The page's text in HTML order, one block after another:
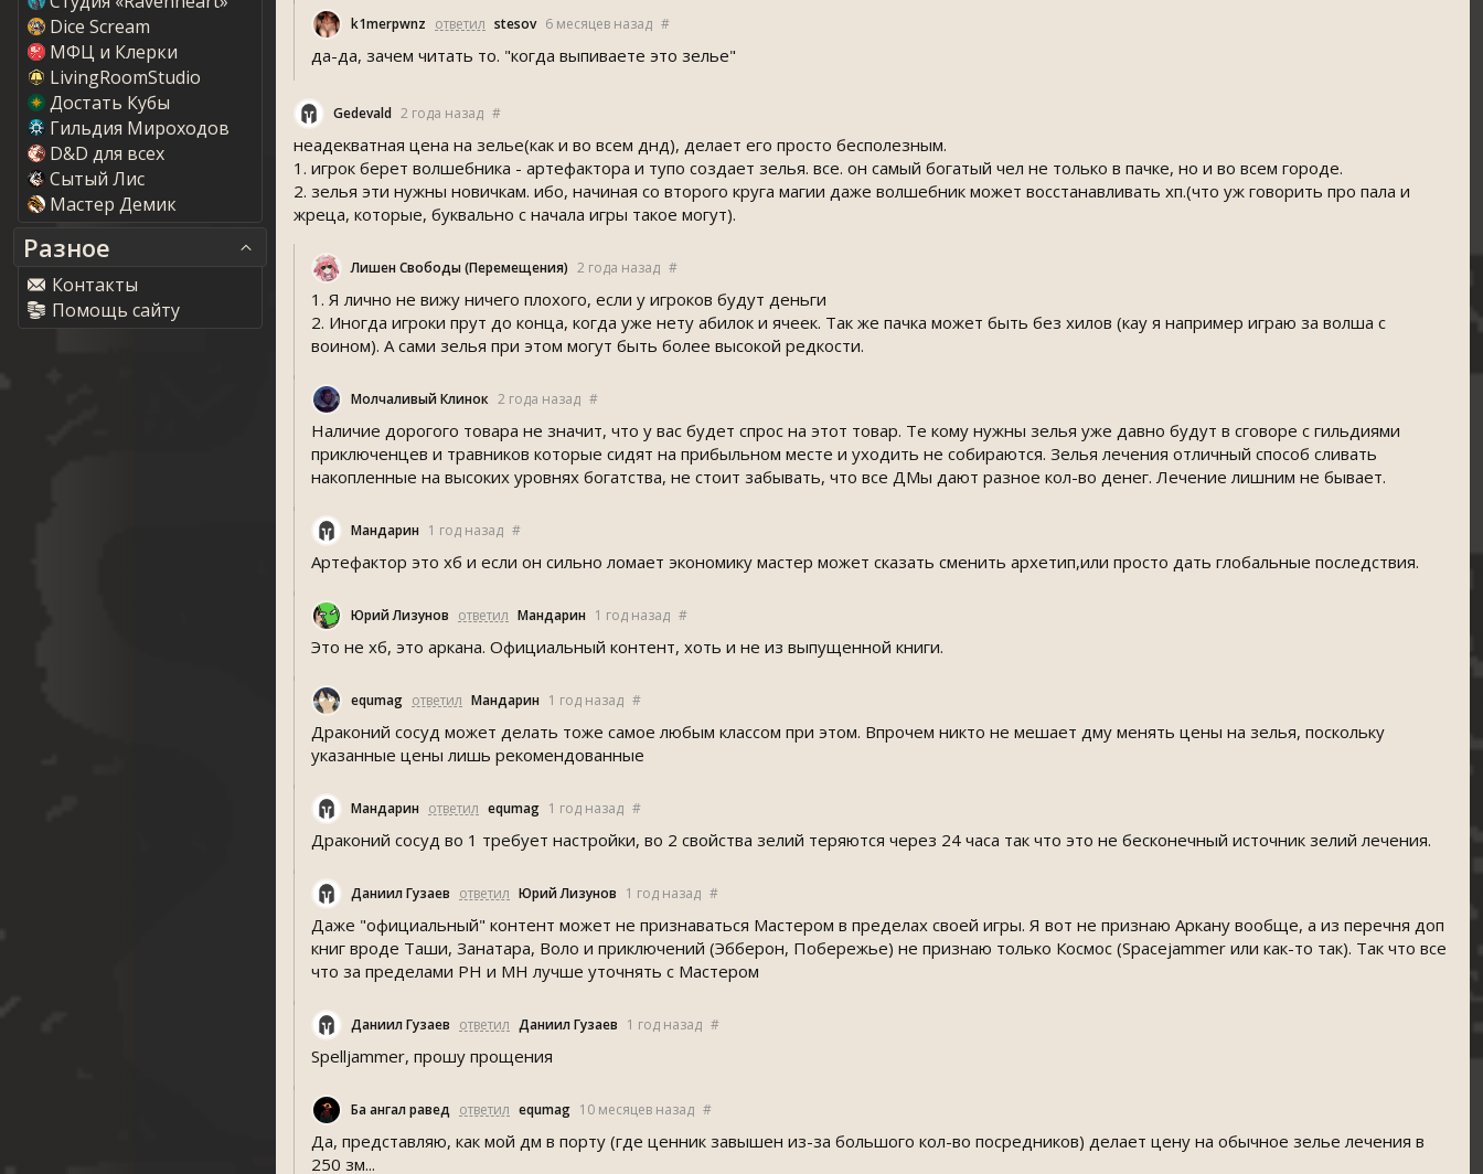
Dice Scream
МФЦ и Клерки
LivingRoomStudio
Достать Кубы
Гильдия Мироходов
D&D для всех
Сытый Лис
Мастер Демик
Разное
Контакты
Помощь сайту
k1merpwnz ответил tesov 6 месяцев назад #
да-да, зачем читать то. "когда выпиваете это зелье"
Gedevald 2 года назад #
неадекватная цена на зелье(как и во всем днд), делает его просто бесполезным.
1. игрок берет волшебника - артефактора и тупо создает зелья. все. он самый богатый чел не только в пачке, но и во всем городе.
2. зелья эти нужны новичкам. ибо, начиная со второго круга магии даже волшебник может восстанавливать хп.(что уж говорить про пала и
жреца, которые, буквально с начала игры такое могут).
Лишен Свободы (Перемещения) 2 года назад #
1. Я лично не вижу ничего плохого, если у игроков будут деньги
2. Иногда игроки прут до конца, когда уже нету абилок и ячеек. Так же пачка может быть без хилов (кау я например играю за волша с
воином). А сами зелья при этом могут быть более высокой редкости.
Молчаливый Клинок 2 года назад #
Наличие дорогого товара не значит, что у вас будет спрос на этот товар. Те кому нужны зелья уже давно будут в сговоре с гильдиями
приключенцев и травников которые сидят на прибыльном месте и уходить не собираются. Зелья лечения отличный способ сливать
накопленные на высоких уровнях богатства, не стоит забывать, что все ДМы дают разное кол-во денег. Лечение лишним не бывает.
Мандарин 1 год назад #
Артефактор это хб и если он сильно ломает экономику мастер может сказать сменить архетип,или просто дать глобальные последствия.
Юрий Лизунов ответил Мандарин 1 год назад #
Это не хб, это аркана. Официальный контент, хоть и не из выпущенной книги.
equmag ответил Мандарин 1 год назад #
Драконий сосуд может делать тоже самое любым классом при этом. Впрочем никто не мешает дму менять цены на зелья, поскольку
указанные цены лишь рекомендованные
Мандарин ответил equmag 1 год назад #
Драконий сосуд во 1 требует настройки, во 2 свойства зелий теряются через 24 часа так что это не бесконечный источник зелий лечения.
Даниил Гузаев ответил Юрий Лизунов 1 год назад #
Даже "официальный" контент может не признаваться Мастером в пределах своей игры. Я вот не признаю Аркану вообще, а из перечня доп
книг вроде Таши, Занатара, Воло и приключений (Эбберон, Побережье) не признаю только Космос (Spacejammer или как-то так). Так что все
что за пределами PH и MH лучше уточнять с Мастером
Даниил Гузаев ответил Даниил Гузаев 1 год назад #
Spelljammer, прошу прощения
Ба ҷангал равед ответил equmag 10 месяцев назад #
Да, представляю, как мой дм в порту (где ценник завышен из-за большого кол-во посредников) делает цену на обычное зелье лечения в
250 зм...